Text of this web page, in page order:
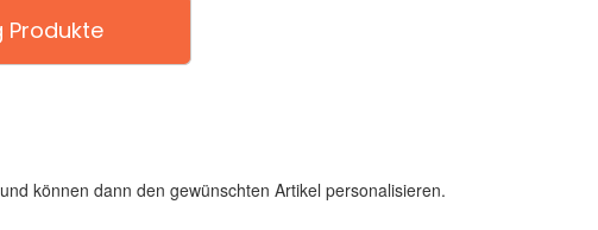
Produkte
können dann den gewünschten Artikel personalisieren.